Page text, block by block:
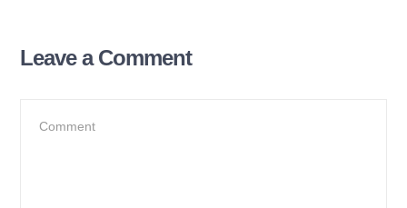
Leave a Comment